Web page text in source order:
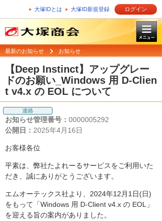
大塚IDとは 大塚ID新規登録 ログイン
最新のお知らせ お知らせ
【Deep Instinct】アップグレー
ドのお願い_Windows 用 D-Clien
t v4.x の EOL について
連絡
お知らせ管理番号： 0000005292
公開日： 2025年4月16日
お客様各位
平素は、弊社たよれーるサービスをご利用いた
だき、誠にありがとうございます。
エムオーテックス社より、2024年12月1日(日)
をもって「Windows 用 D-Client v4.x の EOL」
を迎える旨の案内がありました。